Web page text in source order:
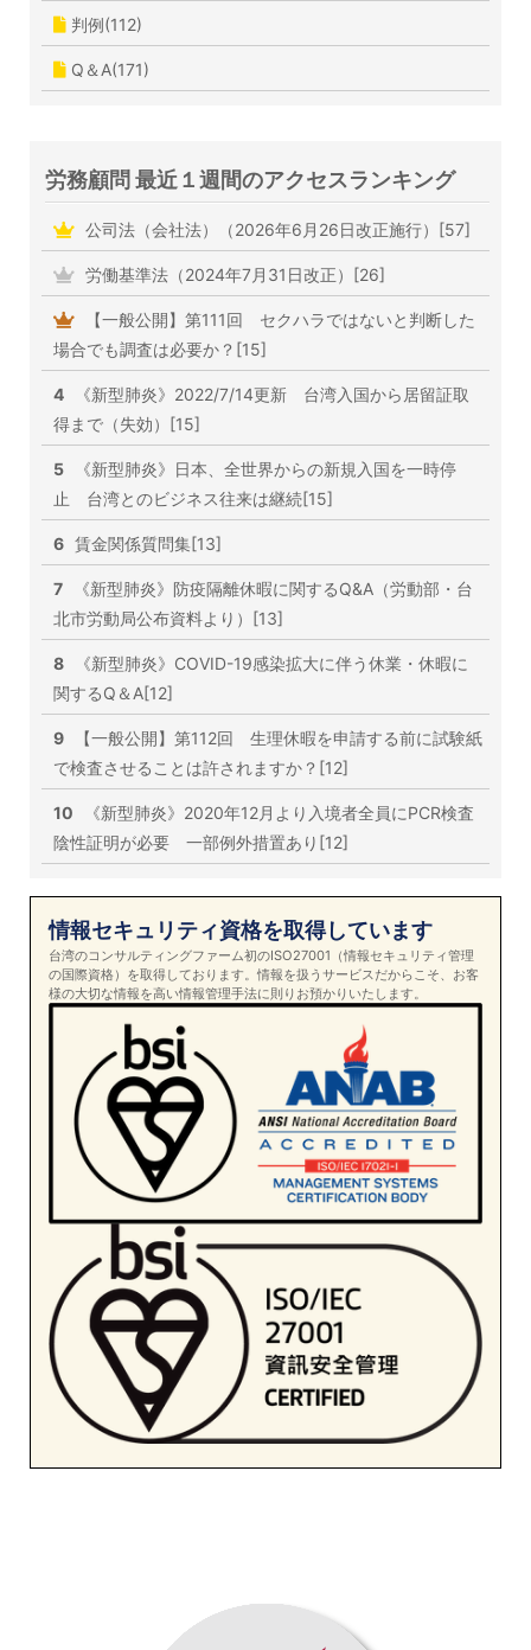
判例(112)
Q＆A(171)
労務顧問 最近１週間のアクセスランキング
公司法（会社法）（2026年6月26日改正施行）[57]
労働基準法（2024年7月31日改正）[26]
【一般公開】第111回 セクハラではないと判断した
場合でも調査は必要か？[15]
4
《新型肺炎》2022/7/14更新 台湾入国から居留証取
得まで（失効）[15]
5
《新型肺炎》日本、全世界からの新規入国を一時停
止 台湾とのビジネス往来は継続[15]
6 賃金関係質問集[13]
7
《新型肺炎》防疫隔離休暇に関するQ&A（労動部・台
北市労動局公布資料より）[13]
8
《新型肺炎》COVID-19感染拡大に伴う休業・休暇に
関するQ＆A[12]
9
【一般公開】第112回 生理休暇を申請する前に試験紙
で検査させることは許されますか？[12]
10
《新型肺炎》2020年12月より入境者全員にPCR検査
陰性証明が必要 一部例外措置あり[12]
情報セキュリティ資格を取得しています
台湾のコンサルティングファーム初のISO27001（情報セキュリティ管理
の国際資格）を取得しております。情報を扱うサービスだからこそ、お客
様の大切な情報を高い情報管理手法に則りお預かりいたします。